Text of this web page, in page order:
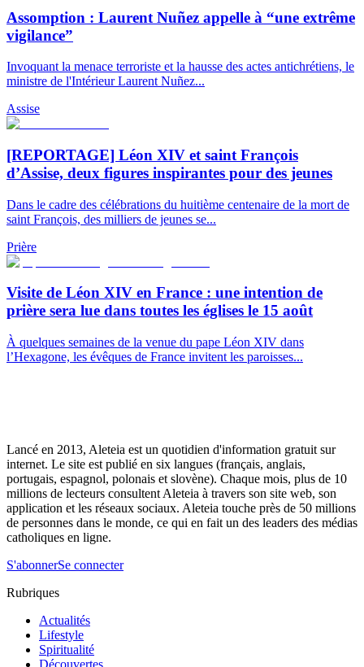
Assomption : Laurent Nuñez appelle à “une extrême
vigilance”
Invoquant la menace terroriste et la hausse des actes antichrétiens, le
ministre de l'Intérieur Laurent Nuñez...
Assise
[REPORTAGE] Léon XIV et saint François
d’Assise, deux figures inspirantes pour des jeunes
Dans le cadre des célébrations du huitième centenaire de la mort de
saint François, des milliers de jeunes se...
Prière
Visite de Léon XIV en France : une intention de
prière sera lue dans toutes les églises le 15 août
À quelques semaines de la venue du pape Léon XIV dans
l’Hexagone, les évêques de France invitent les paroisses...
Lancé en 2013, Aleteia est un quotidien d'information gratuit sur
internet. Le site est publié en six langues (français, anglais,
portugais, espagnol, polonais et slovène). Chaque mois, plus de 10
millions de lecteurs consultent Aleteia à travers son site web, son
application et les réseaux sociaux. Aleteia touche près de 50 millions
de personnes dans le monde, ce qui en fait un des leaders des médias
catholiques en ligne.
S'abonnerSe connecter
Rubriques
Actualités
Lifestyle
Spiritualité